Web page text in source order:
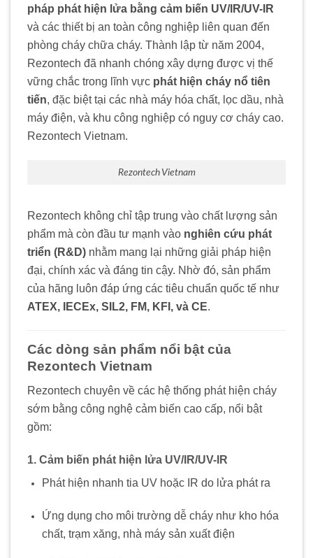
pháp phát hiện lửa bằng cảm biến UV/IR/UV-IR
và các thiết bị an toàn công nghiệp liên quan đến
phòng cháy chữa cháy. Thành lập từ năm 2004,
Rezontech đã nhanh chóng xây dựng được vị thế
vững chắc trong lĩnh vực phát hiện cháy nổ tiên
tiến, đặc biệt tại các nhà máy hóa chất, lọc dầu, nhà
máy điện, và khu công nghiệp có nguy cơ cháy cao.
Rezontech Vietnam.
Rezontech Vietnam
Rezontech không chỉ tập trung vào chất lượng sản
phẩm mà còn đầu tư mạnh vào nghiên cứu phát
triển (R&D) nhằm mang lại những giải pháp hiện
đại, chính xác và đáng tin cậy. Nhờ đó, sản phẩm
của hãng luôn đáp ứng các tiêu chuẩn quốc tế như
ATEX, IECEx, SIL2, FM, KFI, và CE.
Các dòng sản phẩm nổi bật của
Rezontech Vietnam
Rezontech chuyên về các hệ thống phát hiện cháy
sớm bằng công nghệ cảm biến cao cấp, nổi bật
gồm:
1. Cảm biến phát hiện lửa UV/IR/UV-IR
Phát hiện nhanh tia UV hoặc IR do lửa phát ra
Ứng dụng cho môi trường dễ cháy như kho hóa
chất, trạm xăng, nhà máy sản xuất điện